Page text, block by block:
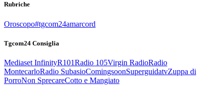
Rubriche
Oroscopo#tgcom24amarcord
Tgcom24 Consiglia
Mediaset InfinityR101Radio 105Virgin RadioRadio
MontecarloRadio SubasioComingsoonSuperguidatvZuppa di
PorroNon SprecareCotto e Mangiato